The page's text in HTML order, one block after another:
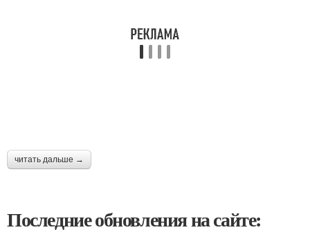
читать дальше →
Последние обновления на сайте: